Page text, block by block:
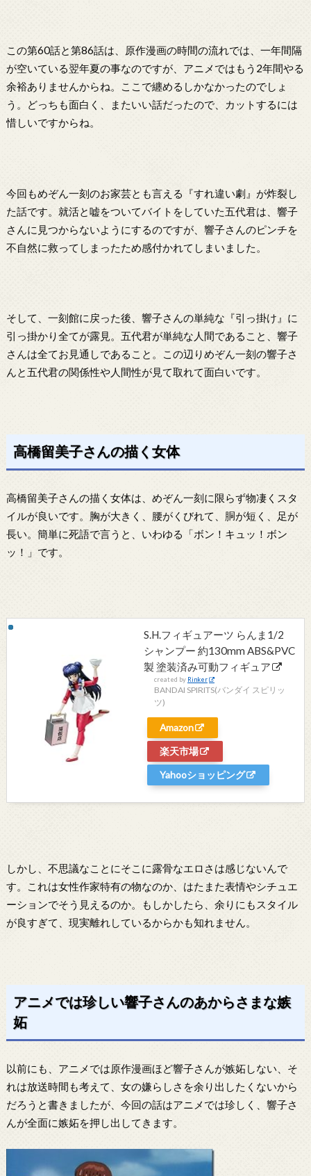
この第60話と第86話は、原作漫画の時間の流れでは、一年間隔
が空いている翌年夏の事なのですが、アニメではもう2年間やる
余裕ありませんからね。ここで纏めるしかなかったのでしょ
う。どっちも面白く、またいい話だったので、カットするには
惜しいですからね。
今回もめぞん一刻のお家芸とも言える『すれ違い劇』が炸裂し
た話です。就活と嘘をついてバイトをしていた五代君は、響子
さんに見つからないようにするのですが、響子さんのピンチを
不自然に救ってしまったため感付かれてしまいました。
そして、一刻館に戻った後、響子さんの単純な『引っ掛け』に
引っ掛かり全てが露見。五代君が単純な人間であること、響子
さんは全てお見通しであること。この辺りめぞん一刻の響子さ
んと五代君の関係性や人間性が見て取れて面白いです。
高橋留美子さんの描く女体
高橋留美子さんの描く女体は、めぞん一刻に限らず物凄くスタ
イルが良いです。胸が大きく、腰がくびれて、胴が短く、足が
長い。簡単に死語で言うと、いわゆる「ボン！キュッ！ボン
ッ！」です。
S.H.フィギュアーツ らんま1/2
シャンプー 約130mm ABS&PVC
製 塗装済み可動フィギュア
created by Rinker
BANDAI SPIRITS(バンダイ スピリッ
ツ)
Amazon
楽天市場
Yahooショッピング
しかし、不思議なことにそこに露骨なエロさは感じないんで
す。これは女性作家特有の物なのか、はたまた表情やシチュエ
ーションでそう見えるのか。もしかしたら、余りにもスタイル
が良すぎて、現実離れしているからかも知れません。
アニメでは珍しい響子さんのあからさまな嫉
妬
以前にも、アニメでは原作漫画ほど響子さんが嫉妬しない、そ
れは放送時間も考えて、女の嫌らしさを余り出したくないから
だろうと書きましたが、今回の話はアニメでは珍しく、響子さ
んが全面に嫉妬を押し出してきます。